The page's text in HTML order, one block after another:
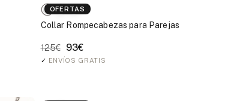
OFERTAS
Collar Rompecabezas para Parejas
125€ 93€
✓ ENVÍOS GRATIS